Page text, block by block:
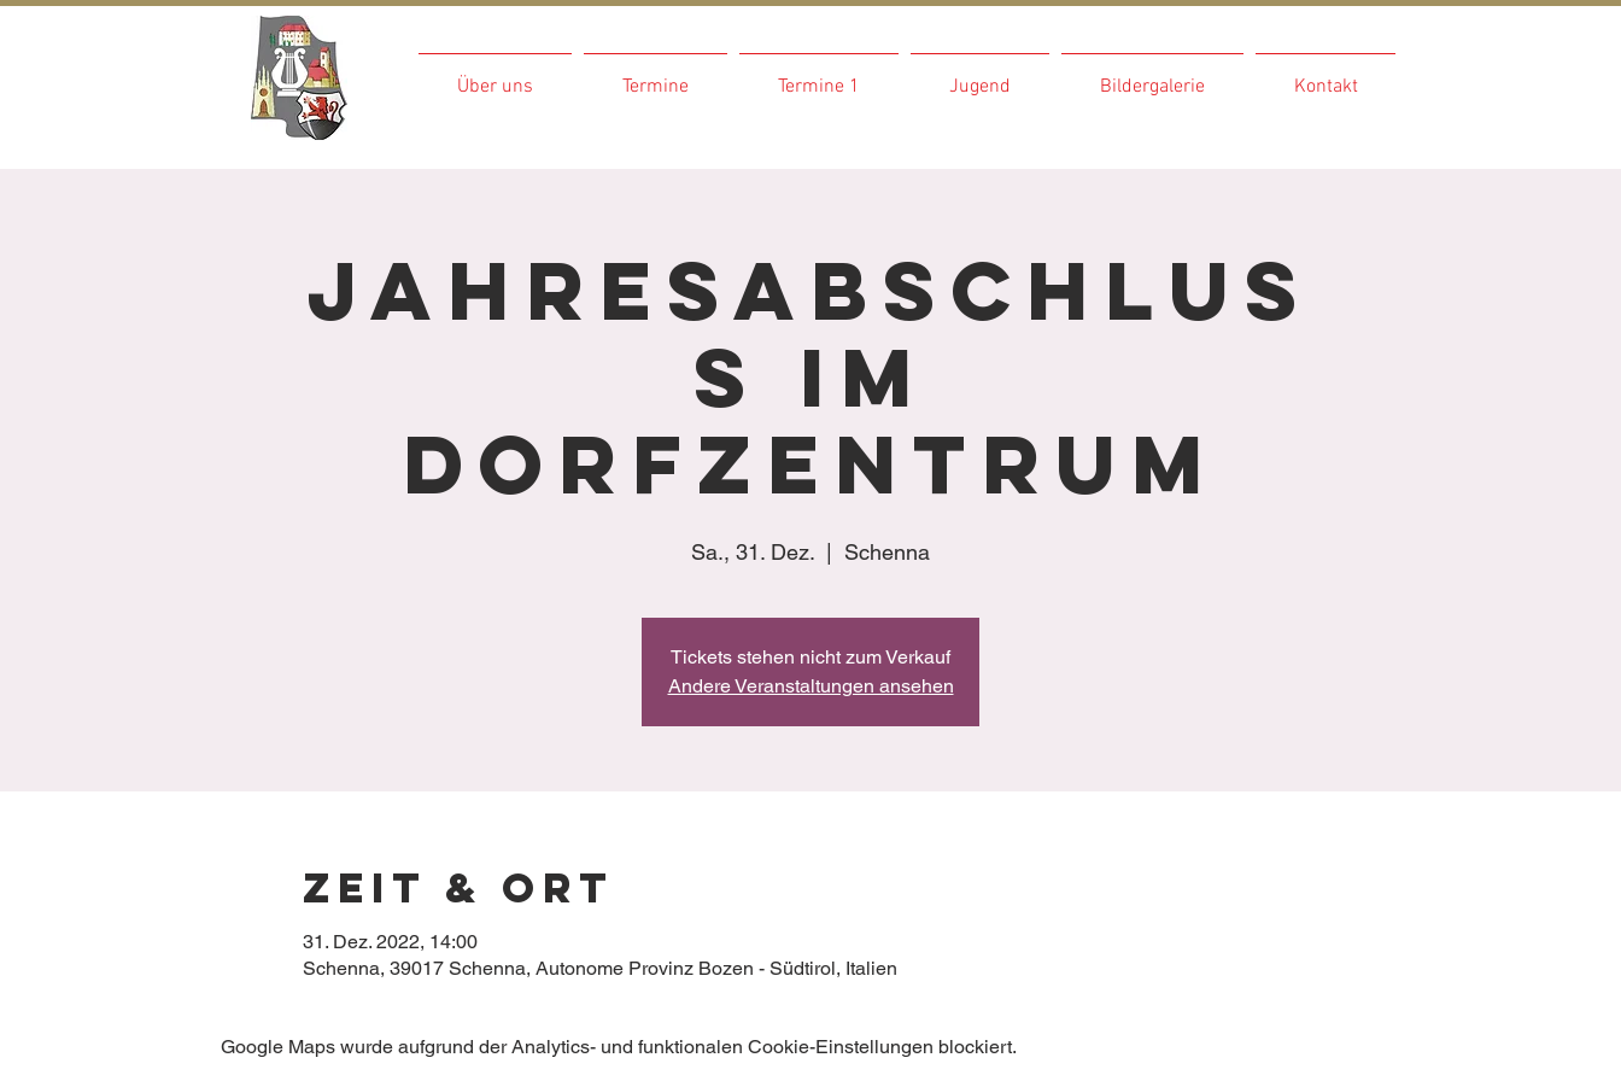
Madre Über uns Termine Termine 1 Jugend Bildergalerie Kontakt
Jahresabschlus
s im
Dorfzentrum
Sa., 31. Dez. Schenna
Tickets stehen nicht zum Verkauf
Andere Veranstaltungen ansehen
Zeit & Ort
31. Dez. 2022, 14:00
Schenna, 39017 Schenna, Autonome Provinz Bozen - Südtirol, Italien
Google Maps wurde aufgrund der Analytics- und funktionalen Cookie-Einstellungen blockiert.